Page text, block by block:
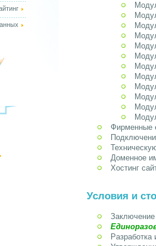
Фирменные
Доменное
Хостинг
Условия и
Заключение